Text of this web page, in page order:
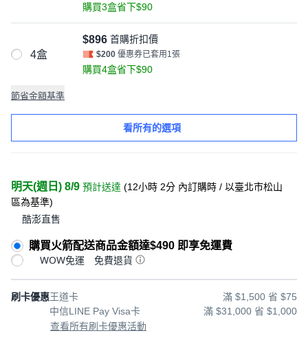
購買3盒省下$90
4盒
$896 首購折扣價
$200 優惠券已套用1張
購買4盒省下$90
節省金額基準
看所有的選項
明天(週日) 8/9 預計送達 (12小時 2分 內訂購時 / 以臺北市松山
區為基準)
酷澎直售
購買火箭配送商品金額達$490 即享免運費
WOW免運 免費退貨
刷卡優惠王道卡
滿 $1,500 省 $75
中信LINE Pay Visa卡
滿 $31,000 省 $1,000
查看所有刷卡優惠活動